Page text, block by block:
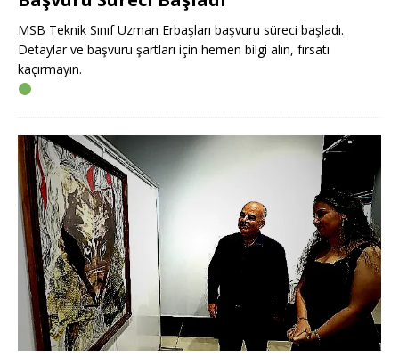
MSB Teknik Sınıf Uzman Erbaşları başvuru süreci başladı.
Detaylar ve başvuru şartları için hemen bilgi alın, fırsatı
kaçırmayın.